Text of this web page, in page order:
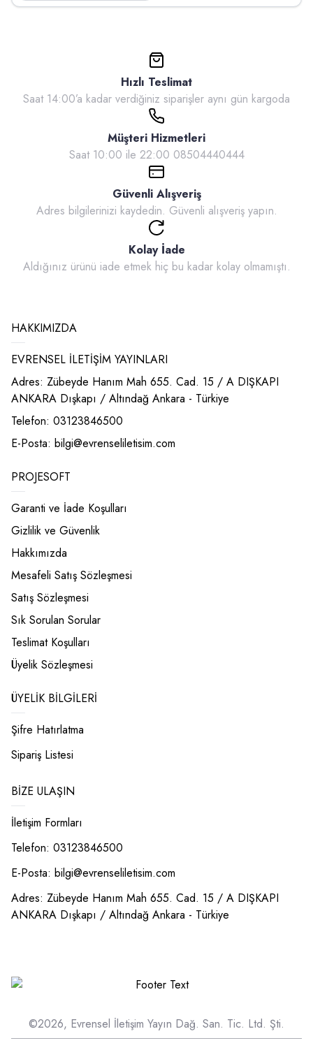
Hızlı Teslimat
Saat 14:00’a kadar verdiğiniz siparişler aynı gün kargoda
Müşteri Hizmetleri
Saat 10:00 ile 22:00 08504440444
Güvenli Alışveriş
Adres bilgilerinizi kaydedin. Güvenli alışveriş yapın.
Kolay İade
Aldığınız ürünü iade etmek hiç bu kadar kolay olmamıştı.
HAKKIMIZDA
EVRENSEL İLETİŞİM YAYINLARI
Adres: Zübeyde Hanım Mah 655. Cad. 15 / A DIŞKAPI
ANKARA Dışkapı / Altındağ Ankara - Türkiye
Telefon: 03123846500
E-Posta: bilgi@evrenseliletisim.com
PROJESOFT
Garanti ve İade Koşulları
Gizlilik ve Güvenlik
Hakkımızda
Mesafeli Satış Sözleşmesi
Satış Sözleşmesi
Sık Sorulan Sorular
Teslimat Koşulları
Üyelik Sözleşmesi
ÜYELIK BILGILERI
Şifre Hatırlatma
Sipariş Listesi
BIZE ULAŞIN
İletişim Formları
Telefon: 03123846500
E-Posta: bilgi@evrenseliletisim.com
Adres: Zübeyde Hanım Mah 655. Cad. 15 / A DIŞKAPI
ANKARA Dışkapı / Altındağ Ankara - Türkiye
©2026, Evrensel İletişim Yayın Dağ. San. Tic. Ltd. Şti.